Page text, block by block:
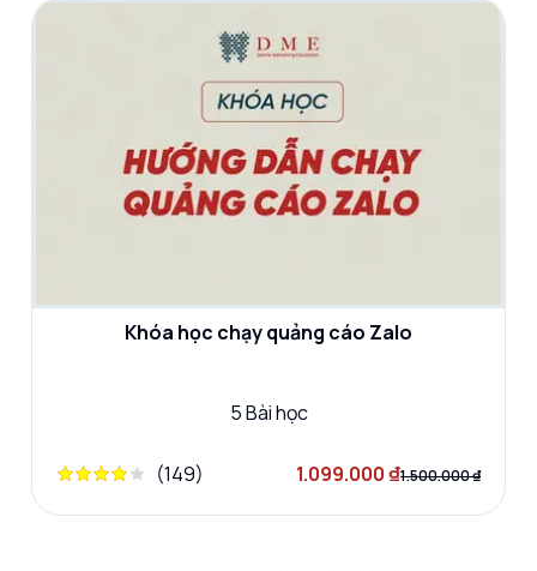
Khóa học chạy quảng cáo Zalo
5Bài học
(149) 1.099.000 ₫1.500.000 ₫